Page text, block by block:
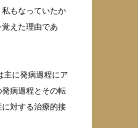
もなっていたか
えた理由であ
主に発病過程にア
病過程とその転
対する治療的接